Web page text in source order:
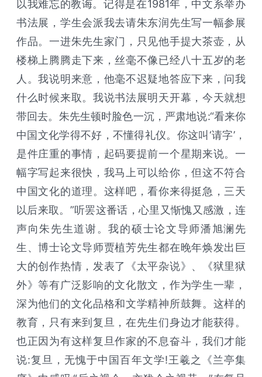
以我难忘的教诲。记得是在1981年，中文系举办
书法展，学生会派我去请朱东润先生写一幅参展
作品。一进朱先生家门，只见他手提大茶壶，从
楼梯上腾腾走下来，丝毫不像已经八十五岁的老
人。我说明来意，他毫不迟疑地答应下来，问我
什么时候来取。我说书法展明天开幕，今天就想
带回去。朱先生顿时脸色一沉，严肃地说:“看来你
中国文化学得不好，不懂得礼仪。你这叫‘请字’，
是件庄重的事情，起码要提前一个星期来说。一
幅字写起来很快，我马上可以给你，但这不符合
中国文化的道理。这样吧，看你来得挺急，三天
以后来取。”听罢这番话，心里又惭愧又感激，连
声向朱先生道谢。我的硕士论文导师潘旭澜先
生、博士论文导师贾植芳先生都在晚年焕发出巨
大的创作热情，发表了《太平杂说》、《狱里狱
外》等有广泛影响的文化散文，作为学生一辈，
深为他们的文化品格和文学精神所鼓舞。这样的
教育，只有来到复旦，在先生们身边才能获得。
也正因为有这样复旦作家的不息奋斗，我们才能
说:复旦，无愧于中国百年文学!王羲之《兰亭集